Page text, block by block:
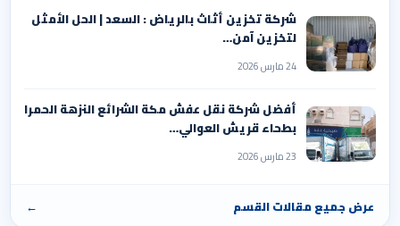
شركة تخزين أثاث بالرياض : السعد | الحل الأمثل
لتخزين آمن…
24 مارس 2026
أفضل شركة نقل عفش مكة الشرائع النزهة الحمرا
بطحاء قريش العوالي…
23 مارس 2026
عرض جميع مقالات القسم ←